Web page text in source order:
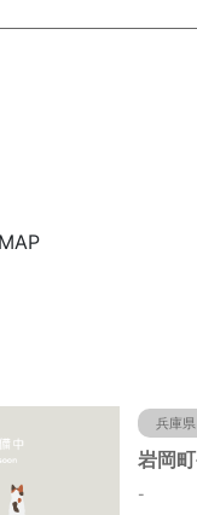
兵庫県
-